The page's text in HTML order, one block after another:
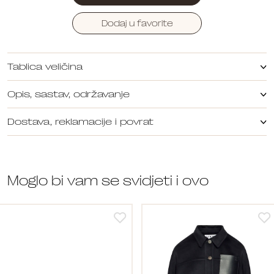
Dodaj u favorite
Tablica veličina
Opis, sastav, održavanje
Dostava, reklamacije i povrat
Moglo bi vam se svidjeti i ovo